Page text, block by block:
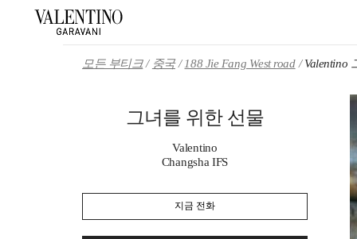
모든 부티크 중국 188 Jie Fang West road Valentino
그녀를 위한 선물
Valentino
Changsha IFS
지금 전화